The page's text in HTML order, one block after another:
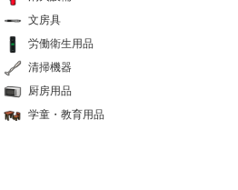
文房具
労働衛生用品
清掃機器
厨房用品
学童・教育用品